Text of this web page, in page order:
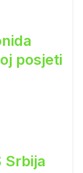
posjeti
Srbija